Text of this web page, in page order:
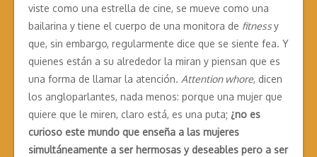
viste como una estrella de cine, se mueve como una
bailarina y tiene el cuerpo de una monitora de fitnessy
que, sin embargo, regularmente dice que se siente fea. Y
quienes están a su alrededor la miran y piensan que es
una forma de llamar la atención. Attention whore, dicen
los angloparlantes, nada menos: porque una mujer que
quiere que le miren, claro está, es una puta; ¿no es
curioso este mundo que enseña a las mujeres
simultáneamente a ser hermosas y deseables pero a ser